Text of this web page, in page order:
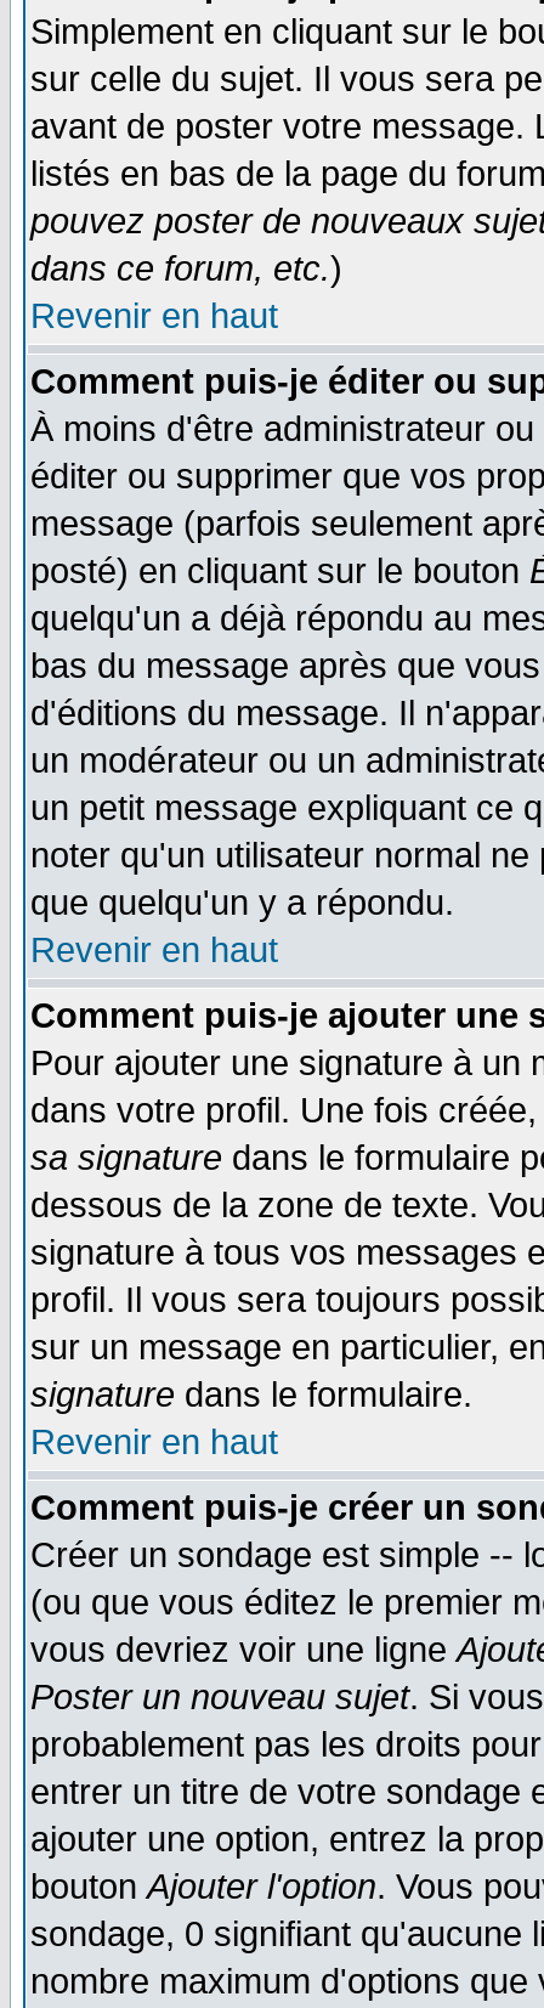
Simplement en cliquant sur le
sur celle du sujet. Il vous sera
avant de poster votre
listés en bas de la page du
pouvez poster de nouveaux
dans ce forum, etc.)
Revenir en haut
Comment puis-je éditer ou
À moins d'être administrateur
éditer ou supprimer que vos
message (parfois seulement
posté) en cliquant sur le bouton
quelqu'un a déjà répondu au
bas du message après que
d'éditions du message. Il
un modérateur ou un
un petit message expliquant ce
noter qu'un utilisateur normal
que quelqu'un y a répondu.
Revenir en haut
Comment puis-je ajouter une
Pour ajouter une signature à un
dans votre profil. Une fois
sa signature dans le formulaire
dessous de la zone de texte.
signature à tous vos messages
profil. Il vous sera toujours
sur un message en particulier,
signature dans le formulaire.
Revenir en haut
Comment puis-je créer un
Créer un sondage est simple --
(ou que vous éditez le premier
vous devriez voir une ligne
Poster un nouveau sujet. Si
probablement pas les droits
entrer un titre de votre sondage
ajouter une option, entrez la
boutonAjouter l'option. Vous
sondage, 0 signifiant qu'aucune
nombre maximum d'options